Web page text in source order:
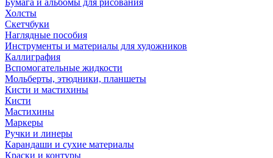
Бумага и альбомы для рисования
Холсты
Скетчбуки
Наглядные пособия
Инструменты и материалы для художников
Каллиграфия
Вспомогательные жидкости
Мольберты, этюдники, планшеты
Кисти и мастихины
Кисти
Мастихины
Маркеры
Ручки и линеры
Карандаши и сухие материалы
Краски и контуры